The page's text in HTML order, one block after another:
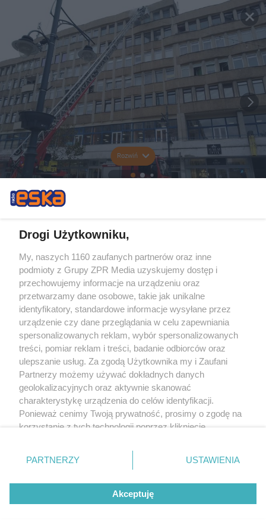
Rozwiń
Drogi Użytkowniku,
My, naszych 1160 zaufanych partnerów oraz inne
podmioty z Grupy ZPR Media uzyskujemy dostęp i
przechowujemy informacje na urządzeniu oraz
przetwarzamy dane osobowe, takie jak unikalne
identyfikatory, standardowe informacje wysyłane przez
urządzenie czy dane przeglądania w celu zapewniania
spersonalizowanych reklam, wybór spersonalizowanych
treści, pomiar reklam i treści, badanie odbiorców oraz
ulepszanie usług. Za zgodą Użytkownika my i Zaufani
Partnerzy możemy używać dokładnych danych
geolokalizacyjnych oraz aktywnie skanować
charakterystykę urządzenia do celów identyfikacji.
Ponieważ cenimy Twoją prywatność, prosimy o zgodę na
korzystanie z tych technologii poprzez kliknięcie
zmienić/wycofać klikając przycisk ustawień prywatności
znajdujący się w lewym dolnym rogu strony
rodzaje przetwarzania danych nie wymagają zgody
użytkownika, ale masz prawo sprzeciwić się takiemu
przetwarzaniu. Preferencje będą miały zastosowanie tylko
PARTNERZY USTAWIENIA
Akceptuję